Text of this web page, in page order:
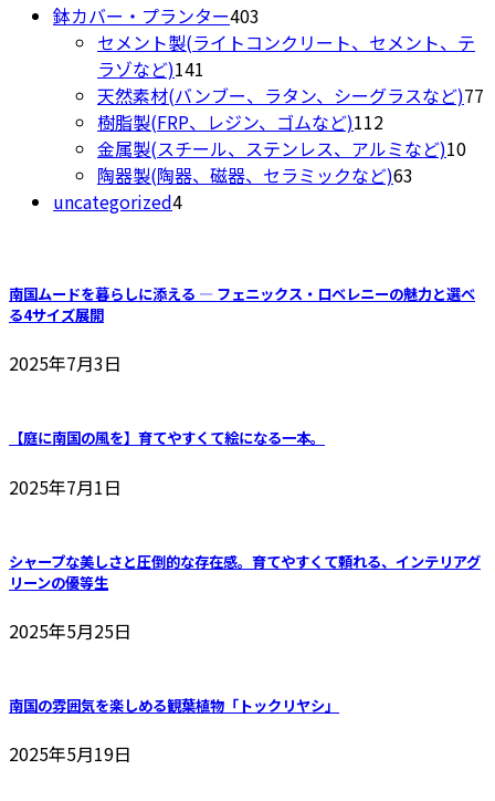
商
品
個
の
商
品
鉢カバー・プランター403
個
商
品
セメント製(ライトコンクリート、セメント、テ
ラゾなど)141
個
の
商
品
天然素材(バンブー、ラタン、シーグラスなど)77
樹脂製(FRP、レジン、ゴムなど)112112
個
の
金属製(スチール、ステンレス、アルミなど)1010
陶器製(陶器、磁器、セラミックなど)63
品
uncategorized44
品
南国ムードを暮らしに添える ― フェニックス・ロベレニーの魅力と選べ
る4サイズ展開
2025年7月3日
【庭に南国の風を】育てやすくて絵になる一本。
2025年7月1日
シャープな美しさと圧倒的な存在感。育てやすくて頼れる、インテリアグ
リーンの優等生
2025年5月25日
南国の雰囲気を楽しめる観葉植物「トックリヤシ」
2025年5月19日